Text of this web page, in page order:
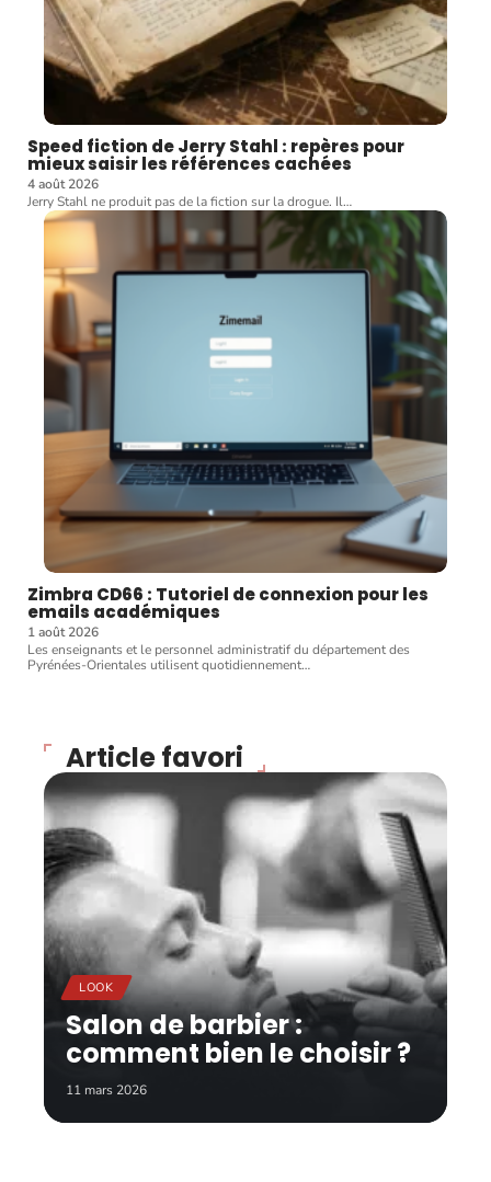
Speed fiction de Jerry Stahl : repères pour
mieux saisir les références cachées
4 août 2026
Jerry Stahl ne produit pas de la fiction sur la drogue. Il…
Zimbra CD66 : Tutoriel de connexion pour les
emails académiques
1 août 2026
Les enseignants et le personnel administratif du département des
Pyrénées-Orientales utilisent quotidiennement…
Article favori
LOOK
Salon de barbier :
comment bien le choisir ?
11 mars 2026